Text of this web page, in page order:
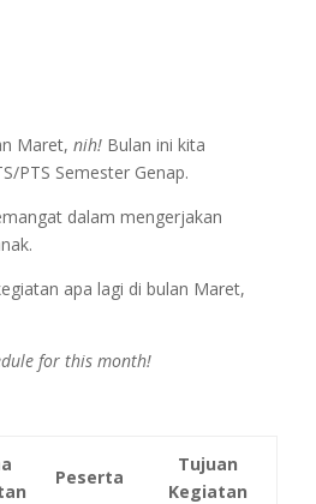
Maret, nih! Bulan ini kita
PTS Semester Genap.
dalam mengerjakan
apa lagi di bulan Maret,
for this month!
Peserta
Tujuan
Kegiatan